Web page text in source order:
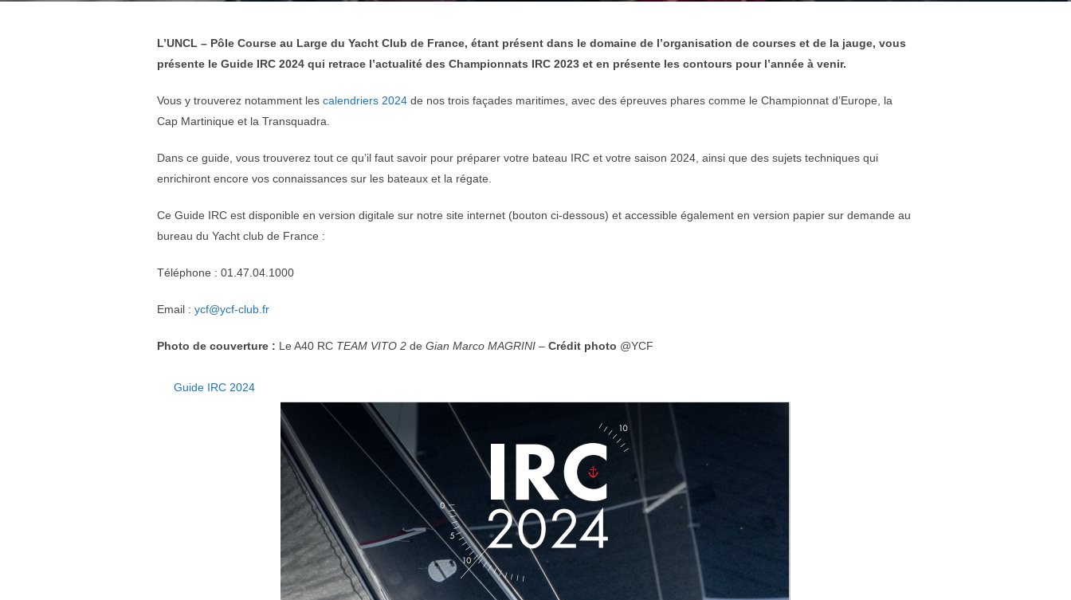
L’UNCL – Pôle Course au Large du Yacht Club de France, étant présent dans le domaine de l’organisation de courses et de la jauge, vous
présente le Guide IRC 2024 qui retrace l’actualité des Championnats IRC 2023 et en présente les contours pour l’année à venir.
Vous y trouverez notamment les calendriers 2024 de nos trois façades maritimes, avec des épreuves phares comme le Championnat d’Europe, la
Cap Martinique et la Transquadra.
Dans ce guide, vous trouverez tout ce qu’il faut savoir pour préparer votre bateau IRC et votre saison 2024, ainsi que des sujets techniques qui
enrichiront encore vos connaissances sur les bateaux et la régate.
Ce Guide IRC est disponible en version digitale sur notre site internet (bouton ci-dessous) et accessible également en version papier sur demande au
bureau du Yacht club de France :
Téléphone : 01.47.04.1000
Email : ycf@ycf-club.fr
Photo de couverture : Le A40 RC TEAM VITO 2 de Gian Marco MAGRINI – Crédit photo @YCF
Guide IRC 2024